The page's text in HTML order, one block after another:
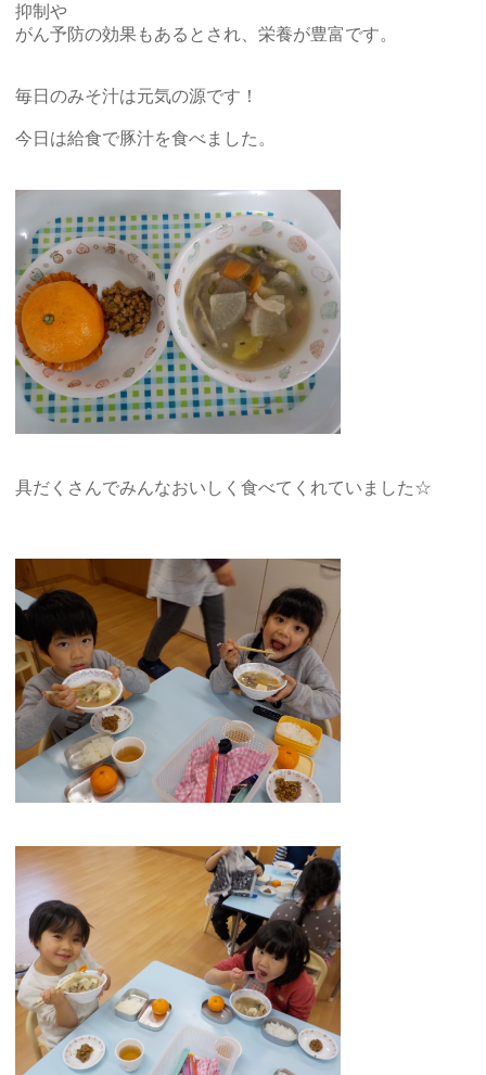
抑制や
がん予防の効果もあるとされ、栄養が豊富です。
毎日のみそ汁は元気の源です！
今日は給食で豚汁を食べました。
具だくさんでみんなおいしく食べてくれていました☆